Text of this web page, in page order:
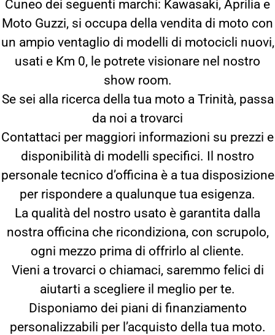
Cuneo dei seguenti marchi: Kawasaki, Aprilia e
Moto Guzzi, si occupa della vendita di moto con
un ampio ventaglio di modelli di motocicli nuovi,
usati e Km 0, le potrete visionare nel nostro
show room.
Se sei alla ricerca della tua moto a Trinità, passa
da noi a trovarci
Contattaci per maggiori informazioni su prezzi e
disponibilità di modelli specifici. Il nostro
personale tecnico d’officina è a tua disposizione
per rispondere a qualunque tua esigenza.
La qualità del nostro usato è garantita dalla
nostra officina che ricondiziona, con scrupolo,
ogni mezzo prima di offrirlo al cliente.
Vieni a trovarci o chiamaci, saremmo felici di
aiutarti a scegliere il meglio per te.
Disponiamo dei piani di finanziamento
personalizzabili per l’acquisto della tua moto.